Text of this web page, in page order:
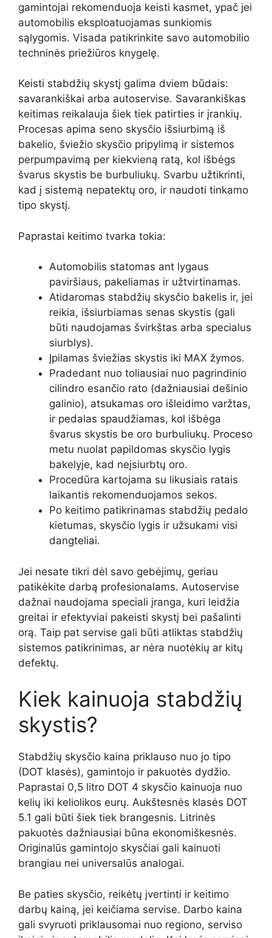
gamintojai rekomenduoja keisti kasmet, ypač jei
automobilis eksploatuojamas sunkiomis
sąlygomis. Visada patikrinkite savo automobilio
techninės priežiūros knygelę.
Keisti stabdžių skystį galima dviem būdais:
savarankiškai arba autoservise. Savarankiškas
keitimas reikalauja šiek tiek patirties ir įrankių.
Procesas apima seno skysčio išsiurbimą iš
bakelio, šviežio skysčio pripylimą ir sistemos
perpumpavimą per kiekvieną ratą, kol išbėgs
švarus skystis be burbuliukų. Svarbu užtikrinti,
kad į sistemą nepatektų oro, ir naudoti tinkamo
tipo skystį.
Paprastai keitimo tvarka tokia:
Automobilis statomas ant lygaus
paviršiaus, pakeliamas ir užtvirtinamas.
Atidaromas stabdžių skysčio bakelis ir, jei
reikia, išsiurbiamas senas skystis (gali
būti naudojamas švirkštas arba specialus
siurblys).
Įpilamas šviežias skystis iki MAX žymos.
Pradedant nuo toliausiai nuo pagrindinio
cilindro esančio rato (dažniausiai dešinio
galinio), atsukamas oro išleidimo varžtas,
ir pedalas spaudžiamas, kol išbėga
švarus skystis be oro burbuliukų. Proceso
metu nuolat papildomas skysčio lygis
bakelyje, kad neįsiurbtų oro.
Procedūra kartojama su likusiais ratais
laikantis rekomenduojamos sekos.
Po keitimo patikrinamas stabdžių pedalo
kietumas, skysčio lygis ir užsukami visi
dangteliai.
Jei nesate tikri dėl savo gebėjimų, geriau
patikėkite darbą profesionalams. Autoservise
dažnai naudojama speciali įranga, kuri leidžia
greitai ir efektyviai pakeisti skystį bei pašalinti
orą. Taip pat servise gali būti atliktas stabdžių
sistemos patikrinimas, ar nėra nuotėkių ar kitų
defektų.
Kiek kainuoja stabdžių
skystis?
Stabdžių skysčio kaina priklauso nuo jo tipo
(DOT klasės), gamintojo ir pakuotės dydžio.
Paprastai 0,5 litro DOT 4 skysčio kainuoja nuo
kelių iki keliolikos eurų. Aukštesnės klasės DOT
5.1 gali būti šiek tiek brangesnis. Litrinės
pakuotės dažniausiai būna ekonomiškesnės.
Originalūs gamintojo skysčiai gali kainuoti
brangiau nei universalūs analogai.
Be paties skysčio, reikėtų įvertinti ir keitimo
darbų kainą, jei keičiama servise. Darbo kaina
gali svyruoti priklausomai nuo regiono, serviso